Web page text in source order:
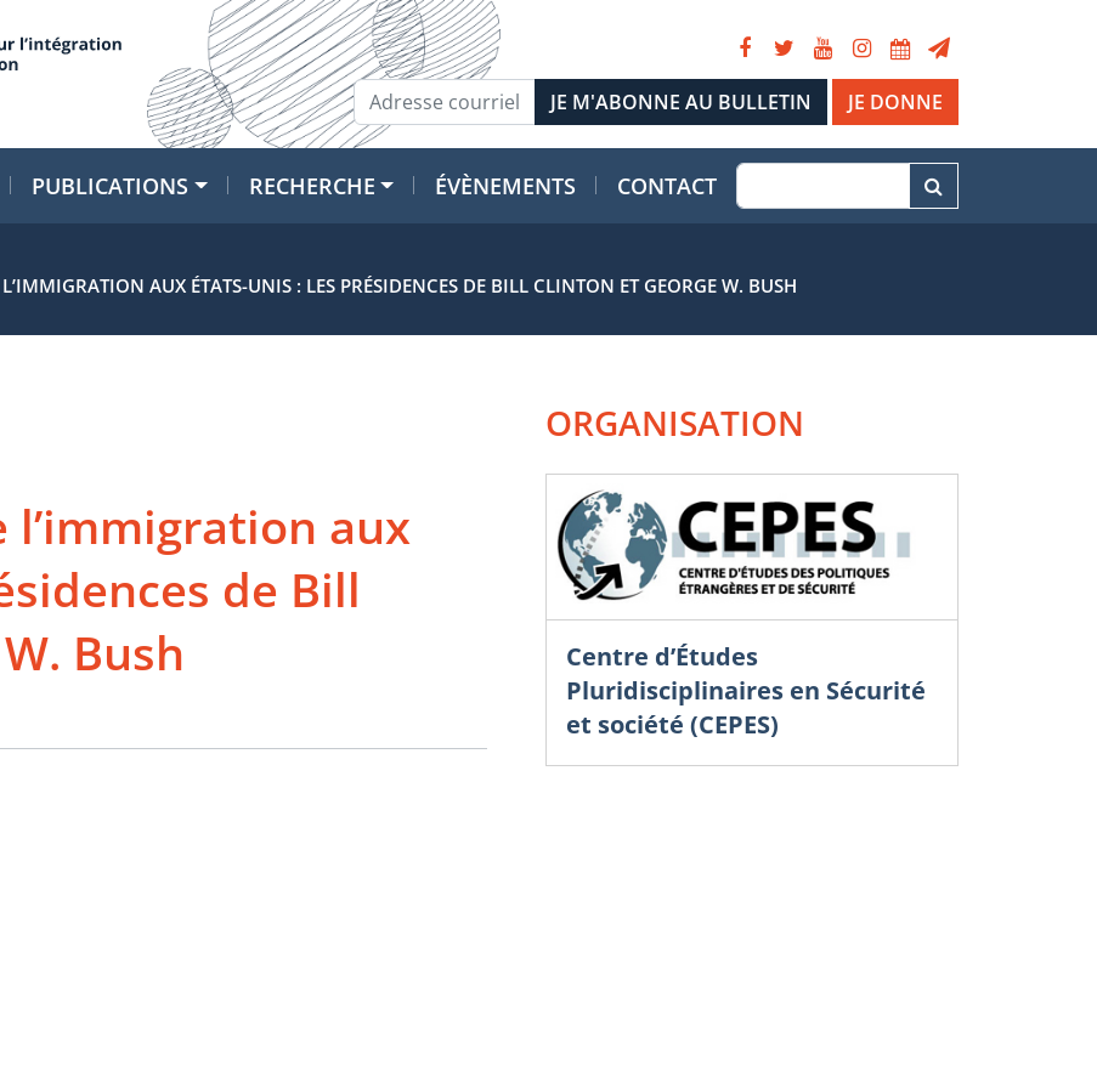
JE DONNE
PUBLICATIONS RECHERCHE ÉVÈNEMENTS CONTACT
AUX ÉTATS-UNIS : LES PRÉSIDENCES DE BILL CLINTON ET GEORGE W. BUSH
l’immigration aux
de Bill
Bush
ORGANISATION
Centre d’Études
Pluridisciplinaires en Sécurité
et société (CEPES)